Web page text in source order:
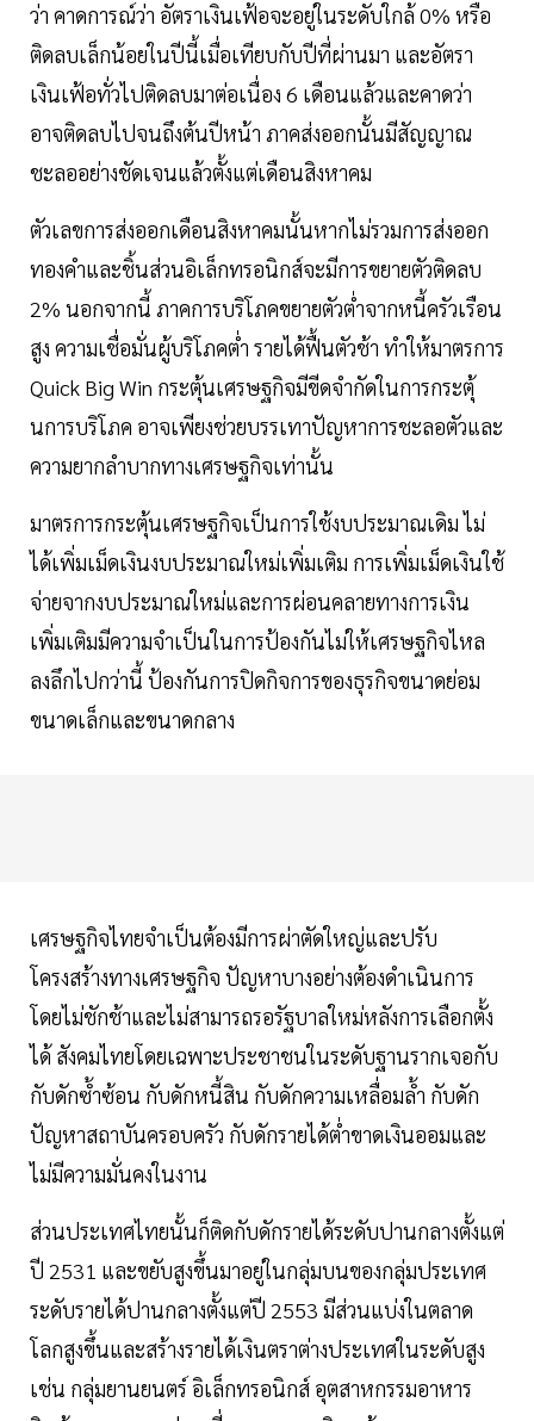
ว่า คาดการณ์ว่า อัตราเงินเฟ้อจะอยู่ในระดับใกล้ 0% หรือ
ติดลบเล็กน้อยในปีนี้เมื่อเทียบกับปีที่ผ่านมา และอัตรา
เงินเฟ้อทั่วไปติดลบมาต่อเนื่อง 6 เดือนแล้วและคาดว่า
อาจติดลบไปจนถึงต้นปีหน้า ภาคส่งออกนั้นมีสัญญาณ
ชะลออย่างชัดเจนแล้วตั้งแต่เดือนสิงหาคม
ตัวเลขการส่งออกเดือนสิงหาคมนั้นหากไม่รวมการส่งออก
ทองคำและชิ้นส่วนอิเล็กทรอนิกส์จะมีการขยายตัวติดลบ
2% นอกจากนี้ ภาคการบริโภคขยายตัวต่ำจากหนี้ครัวเรือน
สูง ความเชื่อมั่นผู้บริโภคต่ำ รายได้ฟื้นตัวช้า ทำให้มาตรการ
Quick Big Win กระตุ้นเศรษฐกิจมีขีดจำกัดในการกระตุ้
นการบริโภค อาจเพียงช่วยบรรเทาปัญหาการชะลอตัวและ
ความยากลำบากทางเศรษฐกิจเท่านั้น
มาตรการกระตุ้นเศรษฐกิจเป็นการใช้งบประมาณเดิม ไม่
ได้เพิ่มเม็ดเงินงบประมาณใหม่เพิ่มเติม การเพิ่มเม็ดเงินใช้
จ่ายจากงบประมาณใหม่และการผ่อนคลายทางการเงิน
เพิ่มเติมมีความจำเป็นในการป้องกันไม่ให้เศรษฐกิจไหล
ลงลึกไปกว่านี้ ป้องกันการปิดกิจการของธุรกิจขนาดย่อม
ขนาดเล็กและขนาดกลาง
เศรษฐกิจไทยจำเป็นต้องมีการผ่าตัดใหญ่และปรับ
โครงสร้างทางเศรษฐกิจ ปัญหาบางอย่างต้องดำเนินการ
โดยไม่ชักช้าและไม่สามารถรอรัฐบาลใหม่หลังการเลือกตั้ง
ได้ สังคมไทยโดยเฉพาะประชาชนในระดับฐานรากเจอกับ
กับดักซ้ำซ้อน กับดักหนี้สิน กับดักความเหลื่อมล้ำ กับดัก
ปัญหาสถาบันครอบครัว กับดักรายได้ต่ำขาดเงินออมและ
ไม่มีความมั่นคงในงาน
ส่วนประเทศไทยนั้นก็ติดกับดักรายได้ระดับปานกลางตั้งแต่
ปี 2531 และขยับสูงขึ้นมาอยู่ในกลุ่มบนของกลุ่มประเทศ
ระดับรายได้ปานกลางตั้งแต่ปี 2553 มีส่วนแบ่งในตลาด
โลกสูงขึ้นและสร้างรายได้เงินตราต่างประเทศในระดับสูง
เช่น กลุ่มยานยนตร์ อิเล็กทรอนิกส์ อุตสาหกรรมอาหาร